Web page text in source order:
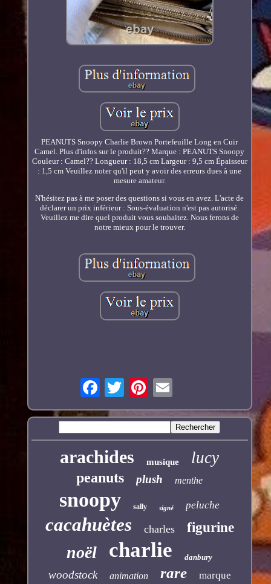
PEANUTS Snoopy Charlie Brown Portefeuille Long en Cuir
Camel. Plus d'infos sur le produit?? Marque : PEANUTS Snoopy
Couleur : Camel?? Longueur : 18,5 cm Largeur : 9,5 cm Épaisseur
: 1,5 cm Veuillez noter qu'il peut y avoir des erreurs dues à une
mesure amateur.
N'hésitez pas à me poser des questions si vous en avez. L'acte de
déclarer un prix inférieur : Sous-évaluation n'est pas autorisé.
Veuillez me dire quel produit vous souhaitez. Nous ferons de
notre mieux pour le trouver.
arachides musique lucy
peanuts plush menthe
snoopy sally signé peluche
cacahuètes charles figurine
noël charlie danbury
woodstock animation rare marque